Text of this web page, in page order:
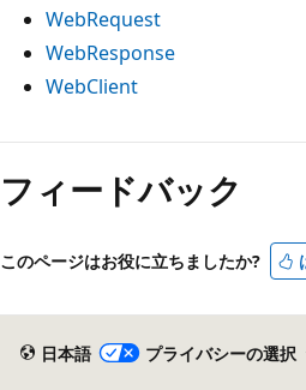
WebRequest
WebResponse
WebClient
読
取
モ
フィードバック
このページはお役に立ちましたか?
日本語 プライバシーの選択